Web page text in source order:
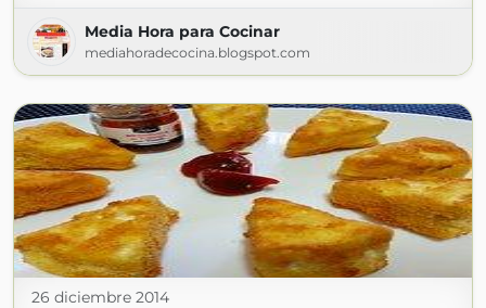
Media Hora para Cocinar
mediahoradecocina.blogspot.com
26 diciembre 2014